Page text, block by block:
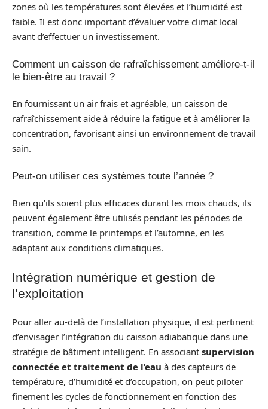
zones où les températures sont élevées et l’humidité est
faible. Il est donc important d’évaluer votre climat local
avant d’effectuer un investissement.
Comment un caisson de rafraîchissement améliore-t-il
le bien-être au travail ?
En fournissant un air frais et agréable, un caisson de
rafraîchissement aide à réduire la fatigue et à améliorer la
concentration, favorisant ainsi un environnement de travail
sain.
Peut-on utiliser ces systèmes toute l’année ?
Bien qu’ils soient plus efficaces durant les mois chauds, ils
peuvent également être utilisés pendant les périodes de
transition, comme le printemps et l’automne, en les
adaptant aux conditions climatiques.
Intégration numérique et gestion de
l’exploitation
Pour aller au‑delà de l’installation physique, il est pertinent
d’envisager l’intégration du caisson adiabatique dans une
stratégie de bâtiment intelligent. En associant supervision
connectée et traitement de l’eau à des capteurs de
température, d’humidité et d’occupation, on peut piloter
finement les cycles de fonctionnement en fonction des